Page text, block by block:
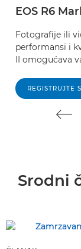
EOS R6
Fotografije ili
performansi i
II omogućava
REGISTRUJTE
Srodni